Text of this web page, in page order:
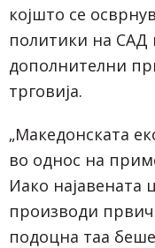
којшто се
политики на САД
дополнителни
трговија.
„Македонската
во однос на
Иако
производи
подоцна таа